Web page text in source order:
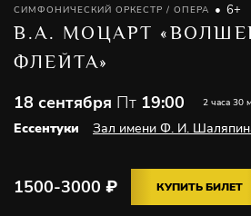
СИМФОНИЧЕСКИЙ ОРКЕСТР / ОПЕРА 6+
В.А. МОЦАРТ
ФЛЕЙТА»
18 сентября Пт 19:00 2 часа 30
Ессентуки Зал имени Ф. И.
1500-3000 ₽ КУПИТЬ БИЛЕТ